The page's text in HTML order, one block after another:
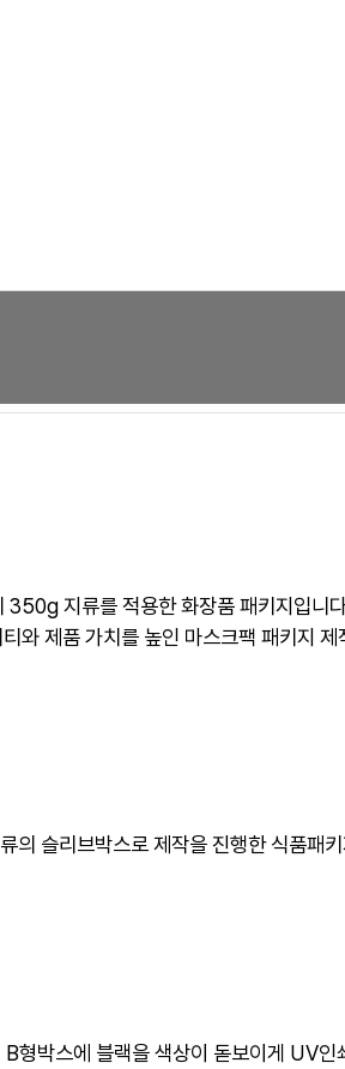
지류를 적용한 화장품 패키지입
와 제품 가치를 높인 마스크팩 패키지 제
의 슬리브박스로 제작을 진행한 식품패
형박스에 블랙을 색상이 돋보이게 UV